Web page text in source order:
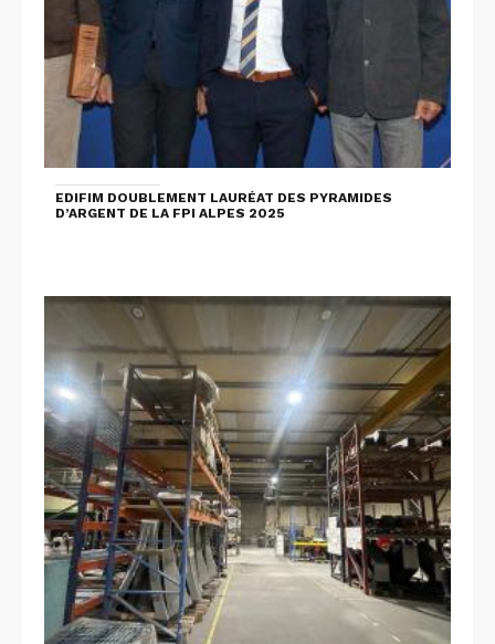
EDIFIM DOUBLEMENT LAURÉAT DES PYRAMIDES
D’ARGENT DE LA FPI ALPES 2025